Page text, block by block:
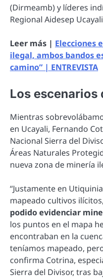
(Dirmeamb) y líderes
Regional Aidesep
Leer más | Elecciones
ilegal, ambos bandos
camino” | ENTREVISTA
Los escenarios
Mientras
en Ucayali, Fernando
Nacional Sierra del
Áreas Naturales
nueva zona de minería
“Justamente en
mapeado cultivos
podido evidenciar
los puntos en el mapa
encontraban en la
teníamos mapeado,
confirma Cotrina,
Sierra del Divisor, tras